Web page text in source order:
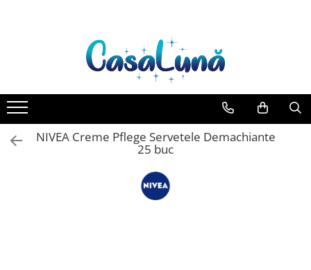
Toate Produsele
Gamma D'ORO Odorizant Cu
Betisoare 120 ml
EYFEL
EYFEL Odorizant Auto 10 ml
EYFEL Spray Odorizant 400 ml
NIVEA Creme Pflege Servetele Demachiante
25 buc